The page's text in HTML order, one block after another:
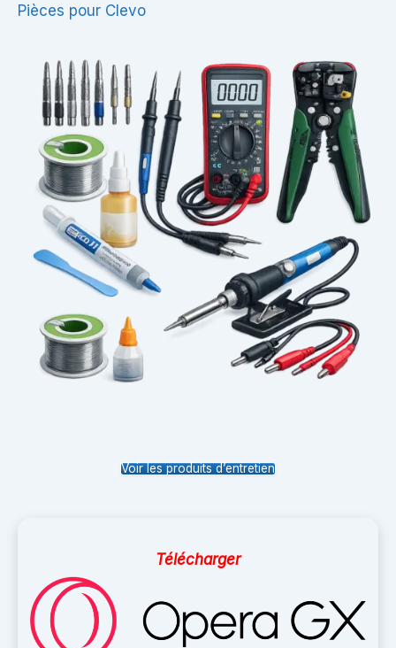
Pièces pour Clevo
Voir les produits d’entretien
Télécharger